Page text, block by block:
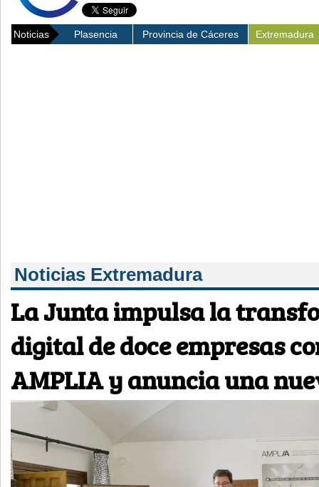
Noticias Plasencia Provincia de Cáceres Extremadura
Noticias Extremadura
La Junta impulsa la
digital de doce empresas
AMPLIA y anuncia una